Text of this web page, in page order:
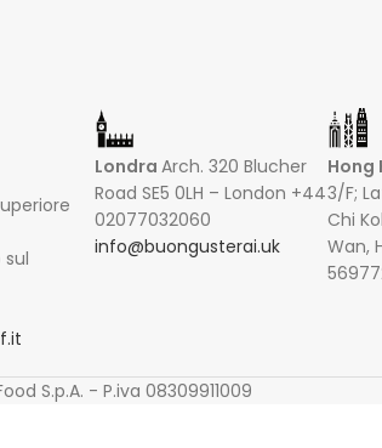
Londra Arch. 320 Blucher
Road SE5 0LH – London +44
02077032060
info@buongusterai.uk
Hong
3/F;
Chi
Wan,
S.p.A. - P.iva 08309911009